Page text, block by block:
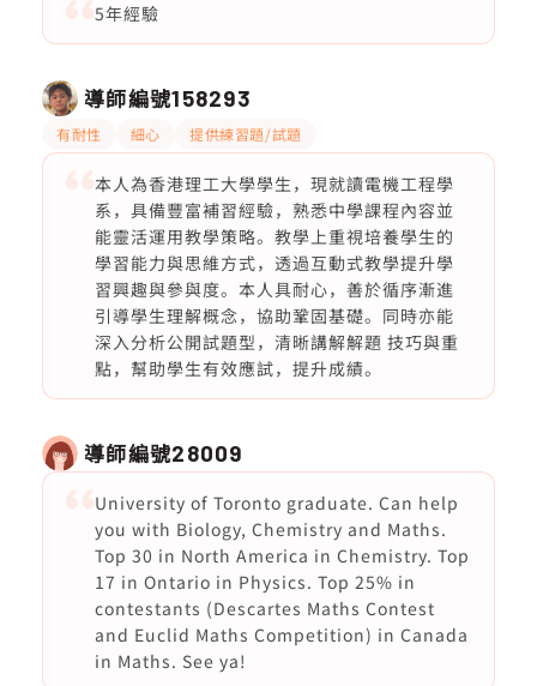
5年經驗
導師編號158293
有耐性 細心 提供練習題/試題
本人為香港理工大學學生，現就讀電機工程學
系，具備豐富補習經驗，熟悉中學課程內容並
能靈活運用教學策略。教學上重視培養學生的
學習能力與思維方式，透過互動式教學提升學
習興趣與參與度。本人具耐心，善於循序漸進
引導學生理解概念，協助鞏固基礎。同時亦能
深入分析公開試題型，清晰講解解題 技巧與重
點，幫助學生有效應試，提升成績。
導師編號28009
University of Toronto graduate. Can help
you with Biology, Chemistry and Maths.
Top 30 in North America in Chemistry. Top
17 in Ontario in Physics. Top 25% in
contestants (Descartes Maths Contest
and Euclid Maths Competition) in Canada
in Maths. See ya!